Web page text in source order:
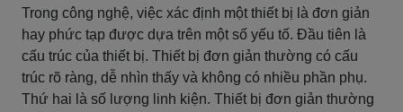
Trong công nghệ, việc xác định một thiết bị là đơn giản
hay phức tạp được dựa trên một số yếu tố. Đầu tiên là
cấu trúc của thiết bị. Thiết bị đơn giản thường có cấu
trúc rõ ràng, dễ nhìn thấy và không có nhiều phần phụ.
Thứ hai là số lượng linh kiện. Thiết bị đơn giản thường